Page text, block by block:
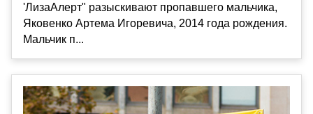
'ЛизаАлерт" разыскивают пропавшего мальчика,
Яковенко Артема Игоревича, 2014 года рождения.
Мальчик п...